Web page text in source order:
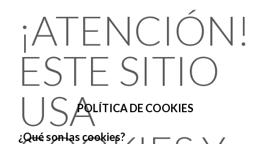
¡ATENCIÓN!
ESTE SITIO
USAPOLÍTICA DE COOKIES
¿Qué son las cookies?